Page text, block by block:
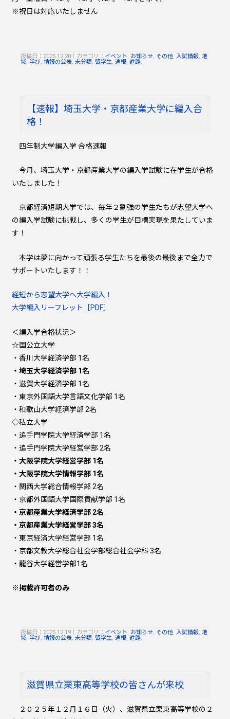
※祝日は対応いたしません
投稿日：2025.12.20 カテゴリ： イベント お知らせ その他 入試情報 地
域 学び 情報の公表 未分類 留学生 速報 進路
【速報】埼玉大学・京都産業大学に編入合
格！
四年制大学編入学 合格速報
今月、埼玉大学・京都産業大学の編入学試験に在学生が合格
いたしました！
京都経済短期大学では、毎年２割強の学生たちが志望大学へ
の編入学試験に挑戦し、多くの学生が目標実現を果たしていま
す！
本学は夢に向かって頑張る学生たちを最後の最後まで全力で
サポートいたします！！
経短から志望大学へ大学編入！
大学編入リーフレット［PDF］
＜編入学合格状況＞
☆国公立大学
・香川大学経済学部 1名
・埼玉大学経済学部 1名
・滋賀大学経済学部 1名
・東京外国語大学言語文化学部 1名
・和歌山大学経済学部 2名
◇私立大学
・追手門学院大学経済学部 1名
・追手門学院大学経営学部 2名
・大阪学院大学経営学部 1名
・大阪学院大学情報学部 1名
・関西大学総合情報学部 2名
・京都外国語大学国際貢献学部 1名
・京都産業大学経済学部 2名
・京都産業大学経営学部 3名
・東京経済大学経営学部 1名
・京都文教大学総合社会学部総合社会学科 3名
・龍谷大学経営学部1名
※掲載許可者のみ
投稿日：2025.12.19 カテゴリ： イベント, お知らせ, その他, 入試情報, 地
域, 学び, 情報の公表, 未分類, 留学生, 速報, 進路,
滋賀県立栗東高等学校の皆さんが来校
２０２５年１２月１６日（火）、滋賀県立栗東高等学校の２